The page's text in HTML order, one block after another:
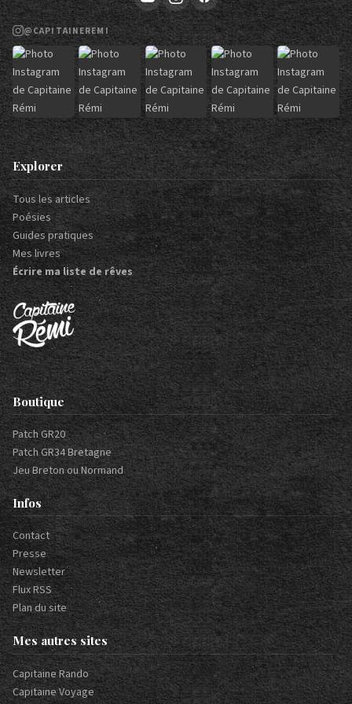
@CAPITAINEREMI
Explorer
Tous les articles
Poésies
Guides pratiques
Mes livres
Écrire ma liste de rêves
Boutique
Patch GR20
Patch GR34 Bretagne
Jeu Breton ou Normand
Infos
Contact
Presse
Newsletter
Flux RSS
Plan du site
Mes autres sites
Capitaine Rando
Capitaine Voyage